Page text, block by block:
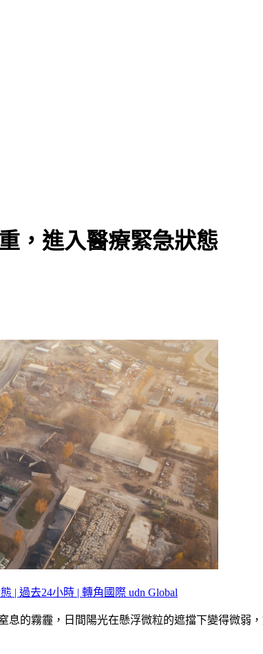
，進入醫療緊急狀態
| 過去24小時 | 轉角國際 udn Global
的霧霾，日間陽光在懸浮微粒的遮擋下變得微弱